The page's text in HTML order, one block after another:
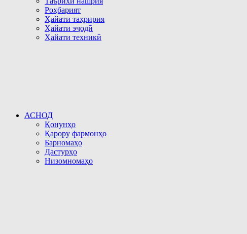
Роҳбарият
Ҳайати таҳририя
Ҳайати эҷодӣ
Ҳайати техникӣ
АСНОД
Қонунҳо
Қарору фармонҳо
Барномаҳо
Дастурҳо
Низомномаҳо